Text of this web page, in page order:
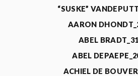
“SUSKE”
AARON
ABEL
ABEL
ACHIEL DE